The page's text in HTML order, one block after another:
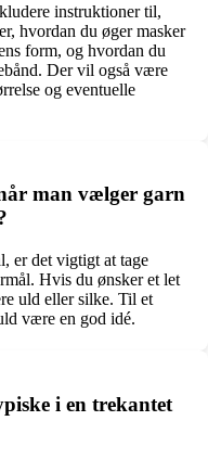
instruktioner til,
hvordan du øger masker
form, og hvordan du
Der vil også være
og eventuelle
man vælger garn
er det vigtigt at tage
Hvis du ønsker et let
uld eller silke. Til et
være en god idé.
i en trekantet